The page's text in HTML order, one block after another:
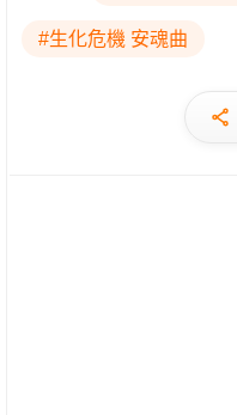
#生化危機 安魂曲